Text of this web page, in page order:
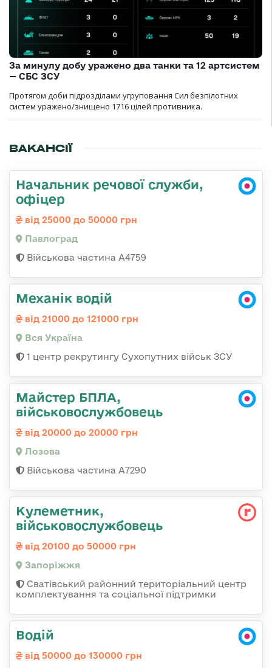
За минулу добу уражено два танки та 12 артсистем
— СБС ЗСУ
Протягом доби підрозділами угруповання Сил безпілотних
систем уражено/знищено 1716 цілей противника.
ВАКАНСІЇ
Начальник речової служби,
офіцер
від 25000 до 50000 грн
Павлоград
Військова частина А4759
Механік водій
від 21000 до 121000 грн
Вся Україна
1 центр рекрутингу Сухопутних військ ЗСУ
Майстер БПЛА,
військовослужбовець
від 20000 до 20000 грн
Лозова
Військова частина А7290
Кулеметник,
військовослужбовець
від 20100 до 50000 грн
Запоріжжя
Сватівський районний територіальний центр
комплектування та соціальної підтримки
Водій
від 50000 до 130000 грн